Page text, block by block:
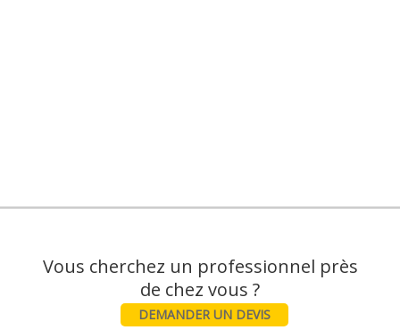
Vous cherchez un professionnel près
DEMANDER UN DEVIS